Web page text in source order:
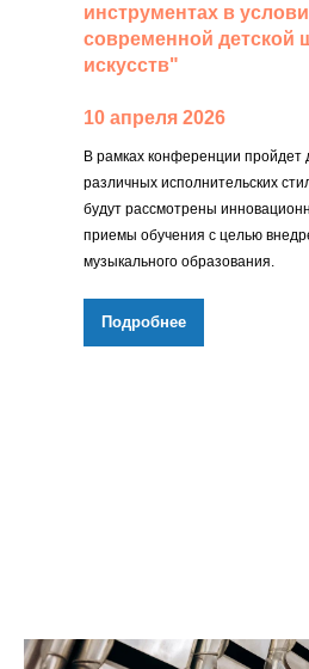
инструментах в
современной детской
искусств"
10 апреля 2026
В рамках конференции пройдет
различных исполнительских
будут рассмотрены
приемы обучения с целью
музыкального образования.
Подробнее